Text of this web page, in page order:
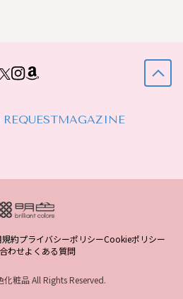
MAGAZINE
規約プライバシーポリシーCookieポリシー
わせよくある質問
粧品 All Rights Reserved.